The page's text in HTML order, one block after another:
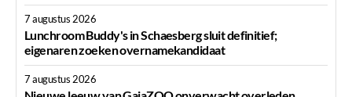
7 augustus 2026
Lunchroom Buddy's in Schaesberg sluit definitief;
eigenaren zoeken overnamekandidaat
7 augustus 2026